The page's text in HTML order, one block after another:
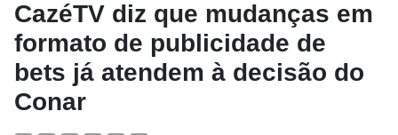
CazéTV diz que mudanças em
formato de publicidade de
bets já atendem à decisão do
Conar